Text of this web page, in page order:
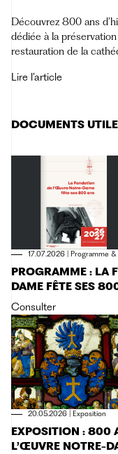
Découvrez 800 ans
dédiée à la
restauration de la
Lire l’article
DOCUMENTS
17.07.2026 Programme
PROGRAMME : LA
DAME FÊTE SES
Consulter
20.05.2026 Exposition
EXPOSITION : 800
L’ŒUVRE NOTRE-